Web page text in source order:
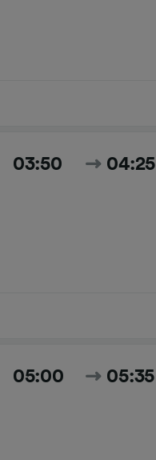
03:50 04:25
05:00 05:35